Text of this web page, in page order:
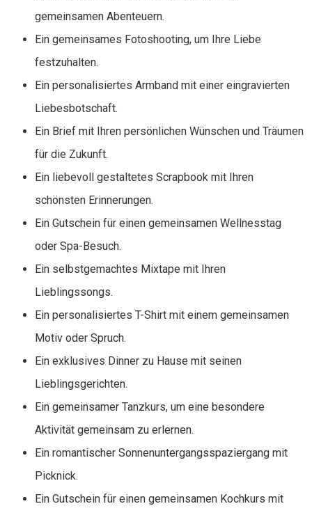
gemeinsamen Abenteuern.
Ein gemeinsames Fotoshooting, um Ihre Liebe
festzuhalten.
Ein personalisiertes Armband mit einer eingravierten
Liebesbotschaft.
Ein Brief mit Ihren persönlichen Wünschen und Träumen
für die Zukunft.
Ein liebevoll gestaltetes Scrapbook mit Ihren
schönsten Erinnerungen.
Ein Gutschein für einen gemeinsamen Wellnesstag
oder Spa-Besuch.
Ein selbstgemachtes Mixtape mit Ihren
Lieblingssongs.
Ein personalisiertes T-Shirt mit einem gemeinsamen
Motiv oder Spruch.
Ein exklusives Dinner zu Hause mit seinen
Lieblingsgerichten.
Ein gemeinsamer Tanzkurs, um eine besondere
Aktivität gemeinsam zu erlernen.
Ein romantischer Sonnenuntergangsspaziergang mit
Picknick.
Ein Gutschein für einen gemeinsamen Kochkurs mit